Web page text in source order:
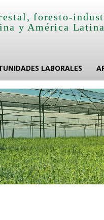
foresto-
y América
LABORALES